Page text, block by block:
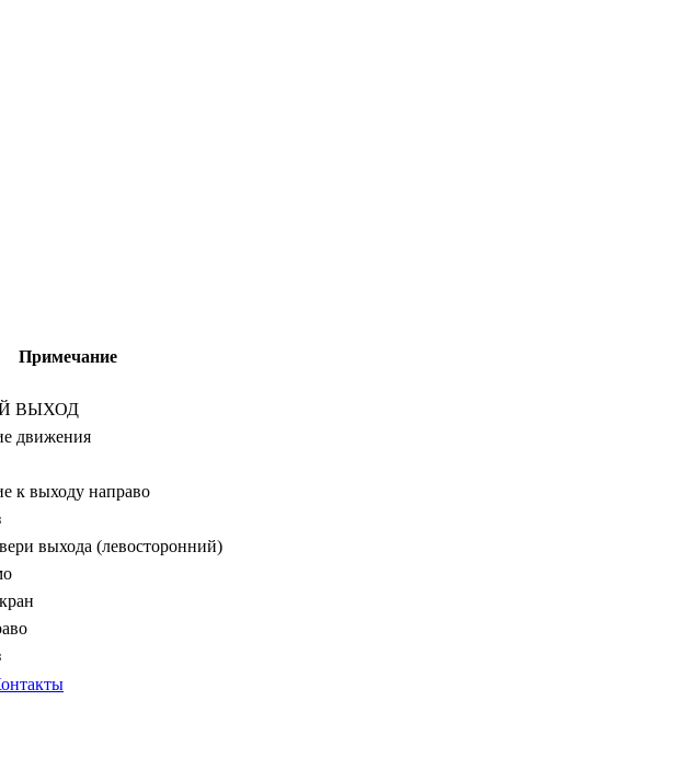
Примечание
ВЫХОД
движения
к выходу направо
выхода (левосторонний)